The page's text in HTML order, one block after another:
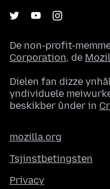
De non-profit-
Corporation, de
Dielen fan dizze
yndividuele
beskikber ûnder in
mozilla.org
Tsjinstbetingsten
Privacy